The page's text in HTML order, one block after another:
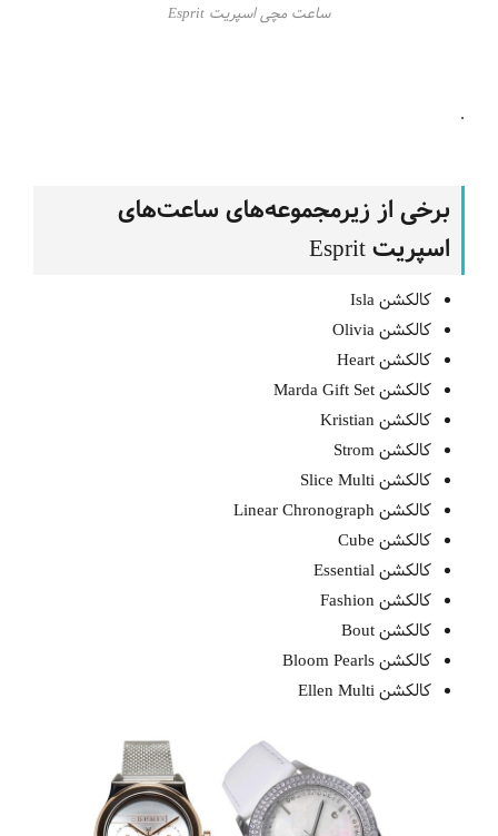
ساعت مچی اسپریت Esprit
.
برخی از زیرمجموعه‌های ساعت‌های
اسپریت Esprit
کالکشن Isla
کالکشن Olivia
کالکشن Heart
کالکشن Marda Gift Set
کالکشن Kristian
کالکشن Strom
کالکشن Slice Multi
کالکشن Linear Chronograph
کالکشن Cube
کالکشن Essential
کالکشن Fashion
کالکشن Bout
کالکشن Bloom Pearls
کالکشن Ellen Multi